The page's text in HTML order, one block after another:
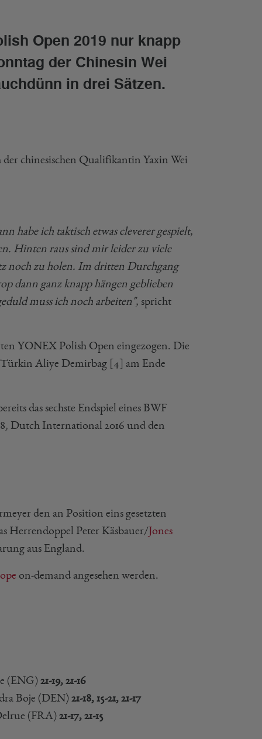
Open 2019 nur knapp
der Chinesin Wei
in drei Sätzen.
chinesischen Qualifikantin Yaxin Wei
habe ich taktisch etwas cleverer gespielt,
Hinten raus sind mir leider zu viele
noch zu holen. Im dritten Durchgang
dann ganz knapp hängen geblieben
muss ich noch arbeiten", spricht
YONEX Polish Open eingezogen. Die
Türkin Aliye Demirbag [4] am Ende
das sechste Endspiel eines BWF
Dutch International 2016 und den
den an Position eins gesetzten
Herrendoppel Peter Käsbauer/Jones
aus England.
on-demand angesehen werden.
(ENG) 21-19, 21-16
Boje (DEN) 21-18, 15-21, 21-17
(FRA) 21-17, 21-15